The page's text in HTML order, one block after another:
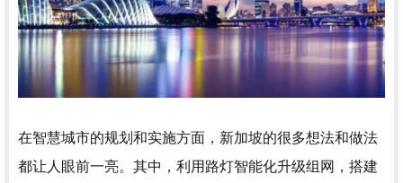
在智慧城市的规划和实施方面，新加坡的很多想法和做法
都让人眼前一亮。其中， 利用路灯智能化升级组网 ，搭建